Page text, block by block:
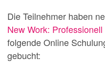
Die Teilnehmer haben
New Work:
folgende Online
gebucht: